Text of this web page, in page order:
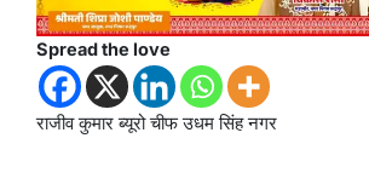
Spread the love
राजीव कुमार ब्यूरो चीफ उधम सिंह नगर